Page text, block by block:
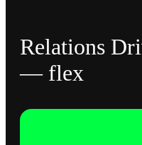
Relations
— flex